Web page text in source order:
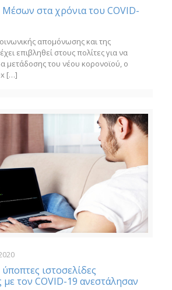
στα χρόνια του COVID-
απομόνωσης και της
επιβληθεί στους πολίτες για να
μετάδοσης του νέου κορονοϊού, ο
[…]
ιστοσελίδες
με τον COVID-19 ανεστάλησαν